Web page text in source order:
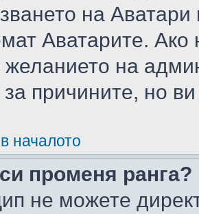
на
Аватарите.
желанието на
за причините, но
началото
променя ранга?
не можете